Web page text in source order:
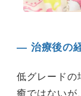
― 治療後の
低グレードの
癒ではないが